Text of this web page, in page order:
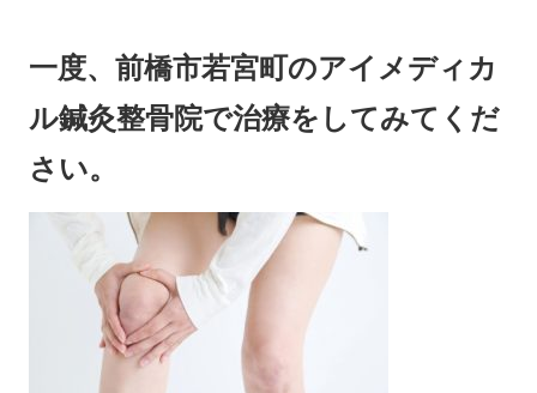
一度、前橋市若宮町のアイメディカ
ル鍼灸整骨院で治療をしてみてくだ
さい。